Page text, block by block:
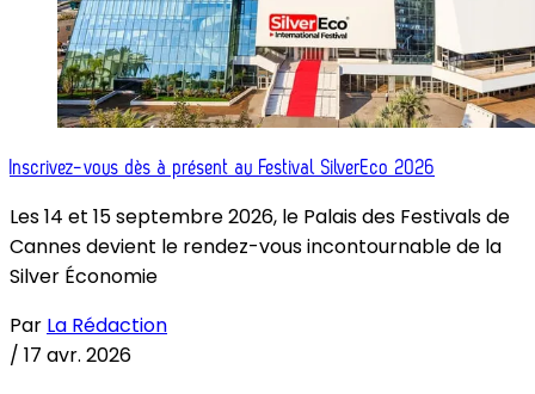
Inscrivez-vous dès à présent au Festival SilverEco 2026
Les 14 et 15 septembre 2026, le Palais des Festivals de
Cannes devient le rendez-vous incontournable de la
Silver Économie
Par La Rédaction
/ 17 avr. 2026